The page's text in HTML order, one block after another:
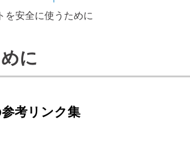
を安全に使うために
に
考リンク集